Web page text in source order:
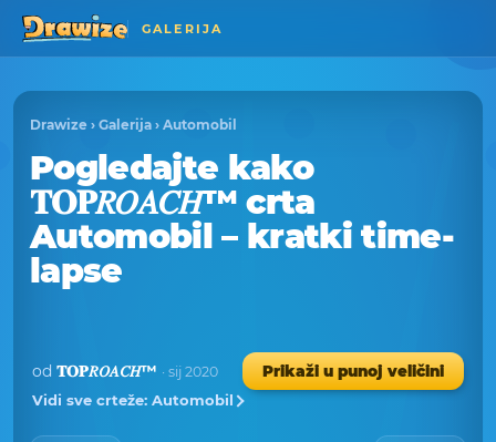
GALERIJA
Drawize › Galerija › Automobil
Pogledajte kako
𝐓𝐎𝐏𝑅𝑂𝐴𝐶𝐻™ crta
Automobil – kratki time-
lapse
od 𝐓𝐎𝐏𝑅𝑂𝐴𝐶𝐻™ · sij 2020
Prikaži u punoj veličini
Vidi sve crteže: Automobil